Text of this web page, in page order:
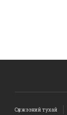
Сүлжээний тухай